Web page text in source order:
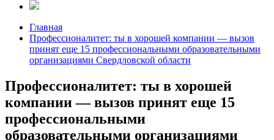
Главная
Профессионалитет: ты в хорошей компании — вызов
принят еще 15 профессиональными образовательными
организациями Свердловской области
Профессионалитет: ты в хорошей
компании — вызов принят еще 15
профессиональными
образовательными организациями